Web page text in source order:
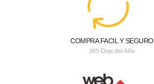
COMPRA FACIL Y SEGURO
365 Dias del Año